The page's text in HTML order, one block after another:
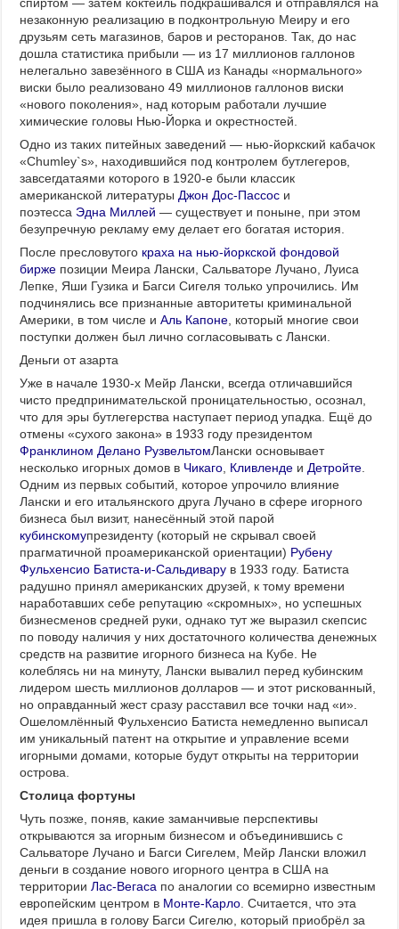
незаконную реализацию в подконтрольную Меиру и его
друзьям сеть магазинов, баров и ресторанов. Так, до нас
дошла статистика прибыли — из 17 миллионов галлонов
нелегально завезённого в США из Канады «нормального»
виски было реализовано 49 миллионов галлонов виски
«нового поколения», над которым работали лучшие
химические головы Нью-Йорка и окрестностей.
Одно из таких питейных заведений — нью-йоркский кабачок
«Chumley`s», находившийся под контролем бутлегеров,
завсегдатаями которого в 1920-е были классик
американской литературы Джон Дос-Пассос и
поэтесса Эдна Миллей — существует и поныне, при этом
безупречную рекламу ему делает его богатая история.
После пресловутого краха на нью-йоркской фондовой
бирже позиции Меира Лански, Сальваторе Лучано, Луиса
Лепке, Яши Гузика и Багси Сигеля только упрочились. Им
подчинялись все признанные авторитеты криминальной
Америки, в том числе иАль Капоне , который многие свои
поступки должен был лично согласовывать с Лански.
Деньги от азарта
Уже в начале 1930-х Мейр Лански, всегда отличавшийся
чисто предпринимательской проницательностью, осознал,
что для эры бутлегерства наступает период упадка. Ещё до
отмены «сухого закона» в 1933 году президентом
Франклином Делано РузвельтомЛански основывает
несколько игорных домов в Чикаго Кливленде и Детройте
Одним из первых событий, которое упрочило влияние
Лански и его итальянского друга Лучано в сфере игорного
бизнеса был визит, нанесённый этой парой
кубинскомупрезиденту (который не скрывал своей
прагматичной проамериканской ориентации) Рубену
Фульхенсио Батиста-и-Сальдивару в 1933 году. Батиста
радушно принял американских друзей, к тому времени
наработавших себе репутацию «скромных», но успешных
бизнесменов средней руки, однако тут же выразил скепсис
по поводу наличия у них достаточного количества денежных
средств на развитие игорного бизнеса на Кубе. Не
колеблясь ни на минуту, Лански вывалил перед кубинским
лидером шесть миллионов долларов — и этот рискованный,
но оправданный жест сразу расставил все точки над «и».
Ошеломлённый Фульхенсио Батиста немедленно выписал
им уникальный патент на открытие и управление всеми
игорными домами, которые будут открыты на территории
острова.
Столица фортуны
Чуть позже, поняв, какие заманчивые перспективы
открываются за игорным бизнесом и объединившись с
Сальваторе Лучано и Багси Сигелем, Мейр Лански вложил
деньги в создание нового игорного центра в США на
территорииЛас-Вегаса по аналогии со всемирно известным
европейским центром в Монте-Карло . Считается, что эта
идея пришла в голову Багси Сигелю, который приобрёл за